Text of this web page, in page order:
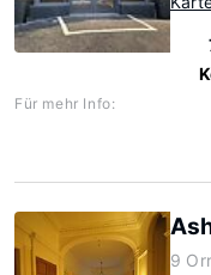
Für mehr Info:
9